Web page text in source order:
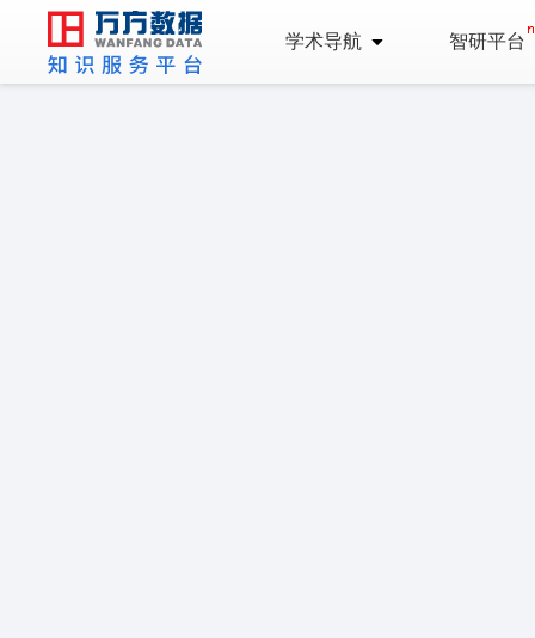
学术导航 智研平台